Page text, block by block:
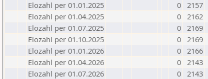
Elozahl per 01.01.2025
0 2157
Elozahl per 01.04.2025
0 2162
Elozahl per 01.07.2025
0 2169
Elozahl per 01.10.2025
0 2169
Elozahl per 01.01.2026
0 2166
Elozahl per 01.04.2026
0 2143
Elozahl per 01.07.2026
0 2143